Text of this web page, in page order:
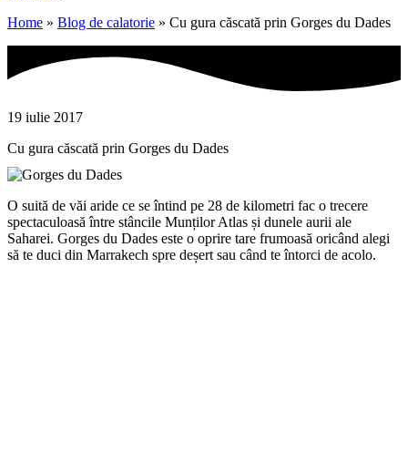
Home » Blog de calatorie » Cu gura căscată prin Gorges du Dades
19 iulie 2017
Cu gura căscată prin Gorges du Dades
O suită de văi aride ce se întind pe 28 de kilometri fac o trecere
spectaculoasă între stâncile Munților Atlas și dunele aurii ale
Saharei. Gorges du Dades este o oprire tare frumoasă oricând alegi
să te duci din Marrakech spre deșert sau când te întorci de acolo.